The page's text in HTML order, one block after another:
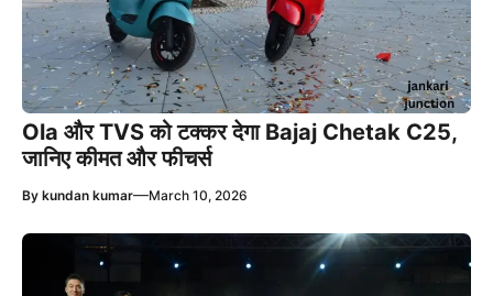
Ola और TVS को टक्कर देगा Bajaj Chetak C25,
जानिए कीमत और फीचर्स
By kundan kumar—March 10, 2026